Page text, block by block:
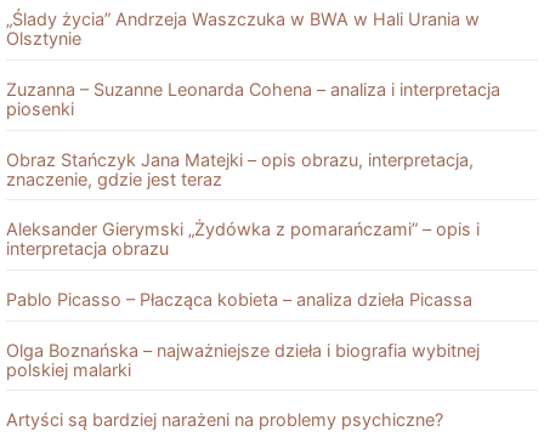
„Ślady życia” Andrzeja Waszczuka w BWA w Hali Urania w
Olsztynie
Zuzanna – Suzanne Leonarda Cohena – analiza i interpretacja
piosenki
Obraz Stańczyk Jana Matejki – opis obrazu, interpretacja,
znaczenie, gdzie jest teraz
Aleksander Gierymski „Żydówka z pomarańczami” – opis i
interpretacja obrazu
Pablo Picasso – Płacząca kobieta – analiza dzieła Picassa
Olga Boznańska – najważniejsze dzieła i biografia wybitnej
polskiej malarki
Artyści są bardziej narażeni na problemy psychiczne?